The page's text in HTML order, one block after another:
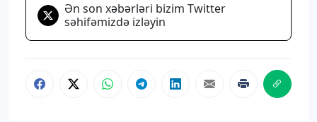
Ən son xəbərləri bizim Twitter
səhifəmizdə izləyin